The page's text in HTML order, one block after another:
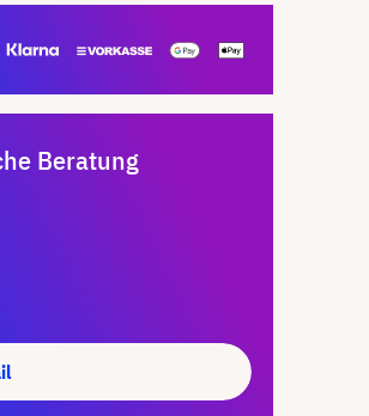
Beratung